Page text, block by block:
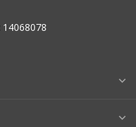
14068078